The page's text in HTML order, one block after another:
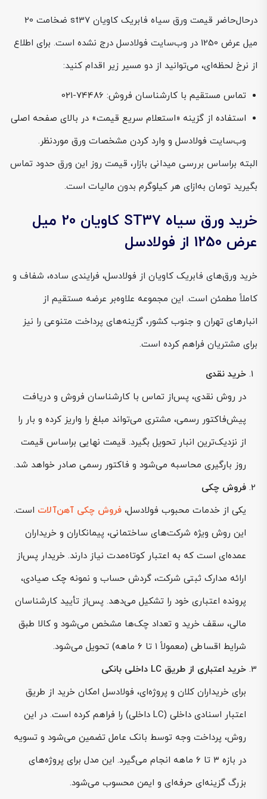
درحال‌حاضر قیمت ورق سیاه فابریک کاویان st37 ضخامت 20
میل عرض 1250 در وب‌سایت فولادسل درج نشده است. برای اطلاع
از نرخ لحظه‌ای، می‌توانید از دو مسیر زیر اقدام کنید:
تماس مستقیم با کارشناسان فروش: 74486-021
استفاده از گزینه «استعلام سریع قیمت» در بالای صفحه اصلی
وب‌سایت فولادسل و وارد کردن مشخصات ورق موردنظر.
البته براساس بررسی میدانی بازار، قیمت روز این ورق حدود تماس
بگیرید تومان به‌ازای هر کیلوگرم بدون مالیات است.
خرید ورق سیاه ST37 کاویان 20 میل
عرض 1250 از فولادسل
خرید ورق‌های فابریک کاویان از فولادسل، فرایندی ساده، شفاف و
کاملاً مطمئن است. این مجموعه علاوه‌بر عرضه مستقیم از
انبارهای تهران و جنوب کشور، گزینه‌های پرداخت متنوعی را نیز
برای مشتریان فراهم کرده است.
خرید نقدی
در روش نقدی، پس‌از تماس با کارشناسان فروش و دریافت
پیش‌فاکتور رسمی، مشتری می‌تواند مبلغ را واریز کرده و بار را
از نزدیک‌ترین انبار تحویل بگیرد. قیمت نهایی براساس قیمت
روز بارگیری محاسبه می‌شود و فاکتور رسمی صادر خواهد شد.
فروش چکی
یکی از خدمات محبوب فولادسل، فروش چکی آهن‌آلات است.
این روش ویژه شرکت‌های ساختمانی، پیمانکاران و خریداران
عمده‌ای است که به اعتبار کوتاه‌مدت نیاز دارند. خریدار پس‌از
ارائه مدارک ثبتی شرکت، گردش حساب و نمونه چک صیادی،
پرونده اعتباری خود را تشکیل می‌دهد. پس‌از تأیید کارشناسان
مالی، سقف خرید و تعداد چک‌ها مشخص می‌شود و کالا طبق
شرایط اقساطی (معمولاً ۱ تا ۶ ماهه) تحویل می‌شود.
خرید اعتباری از طریق LC داخلی بانکی
برای خریداران کلان و پروژه‌ای، فولادسل امکان خرید از طریق
اعتبار اسنادی داخلی (LC داخلی) را فراهم کرده است. در این
روش، پرداخت وجه توسط بانک عامل تضمین می‌شود و تسویه
در بازه ۳ تا ۶ ماهه انجام می‌گیرد. این مدل برای پروژه‌های
بزرگ گزینه‌ای حرفه‌ای و ایمن محسوب می‌شود.